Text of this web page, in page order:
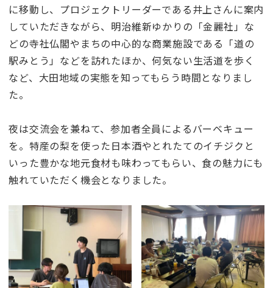
に移動し、プロジェクトリーダーである井上さんに案内
していただきながら、明治維新ゆかりの「金麗社」な
どの寺社仏閣やまちの中心的な商業施設である「道の
駅みとう」などを訪れたほか、何気ない生活道を歩く
など、大田地域の実態を知ってもらう時間となりまし
た。
夜は交流会を兼ねて、参加者全員によるバーベキュー
を。特産の梨を使った日本酒やとれたてのイチジクと
いった豊かな地元食材も味わってもらい、食の魅力にも
触れていただく機会となりました。